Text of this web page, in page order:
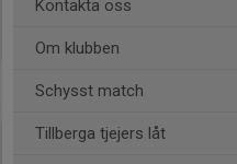
Kontakta oss
Om klubben
Schysst match
Tillberga tjejers låt